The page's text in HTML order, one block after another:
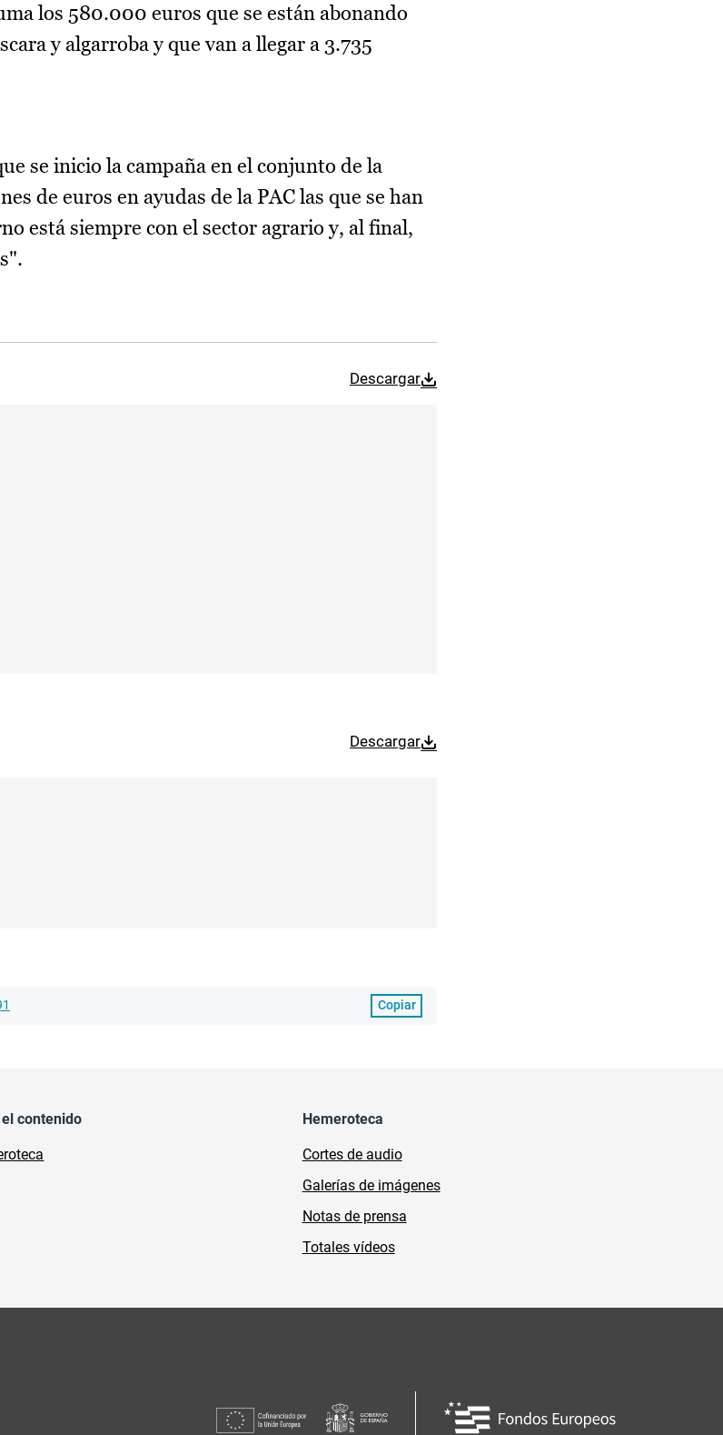
los 580.000 euros que se están abonando
y algarroba y que van a llegar a 3.735
se inicio la campaña en el conjunto de la
de euros en ayudas de la PAC las que se han
está siempre con el sector agrario y, al final,
Descargar
Descargar
Copiar
el contenido Hemeroteca
Cortes de audio
Galerías de imágenes
Notas de prensa
Totales vídeos